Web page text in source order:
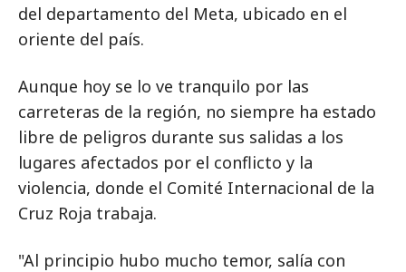
del departamento del Meta, ubicado en el
oriente del país.
Aunque hoy se lo ve tranquilo por las
carreteras de la región, no siempre ha estado
libre de peligros durante sus salidas a los
lugares afectados por el conflicto y la
violencia, donde el Comité Internacional de la
Cruz Roja trabaja.
"Al principio hubo mucho temor, salía con